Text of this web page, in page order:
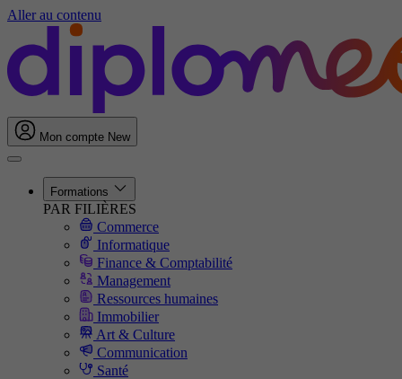
Aller au contenu
Mon compte New
Formations
PAR FILIÈRES
Commerce
Informatique
Finance & Comptabilité
Management
Ressources humaines
Immobilier
Art & Culture
Communication
Santé